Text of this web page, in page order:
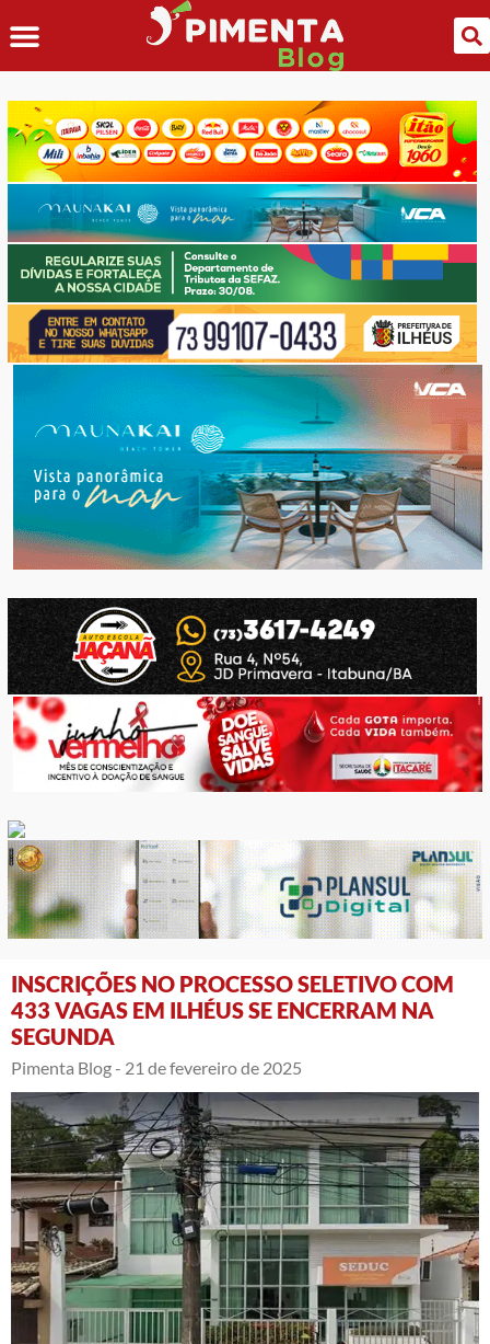
INSCRIÇÕES NO PROCESSO SELETIVO COM
433 VAGAS EM ILHÉUS SE ENCERRAM NA
SEGUNDA
Pimenta Blog - 21 de fevereiro de 2025